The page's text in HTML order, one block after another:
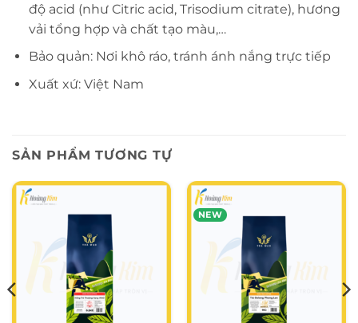
độ acid (như Citric acid, Trisodium citrate), hương
vải tổng hợp và chất tạo màu,…
Bảo quản: Nơi khô ráo, tránh ánh nắng trực tiếp
Xuất xứ: Việt Nam
SẢN PHẨM TƯƠNG TỰ
NEW